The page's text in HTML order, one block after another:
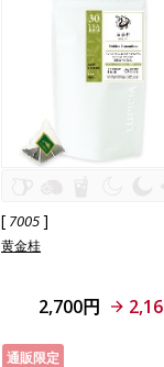
[ 7005]
黄金桂
2,700円
通販限定